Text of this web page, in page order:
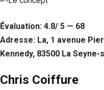
Évaluation: 4.8/ 5 — 68
Adresse: La, 1 avenue
Kennedy, 83500 La
Chris Coiffure